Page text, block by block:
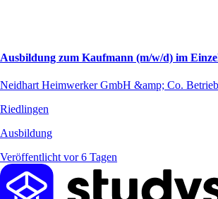
Ausbildung zum Kaufmann (m/w/d) im
Neidhart Heimwerker GmbH &amp; Co.
Riedlingen
Ausbildung
Veröffentlicht vor 6 Tagen